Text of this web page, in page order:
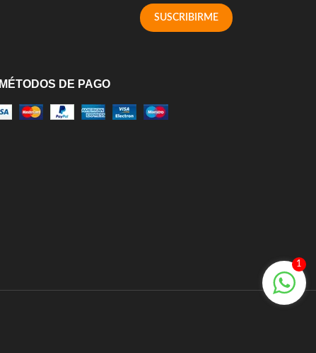
SUSCRIBIRME
MÉTODOS DE PAGO
1